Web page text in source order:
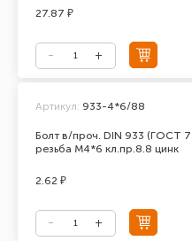
27.87 ₽
Болт в/проч. DIN 933 (ГОСТ
резьба М4*6 кл.пр.8.8 цинк
Артикул: 933-4*6/88
2.62 ₽